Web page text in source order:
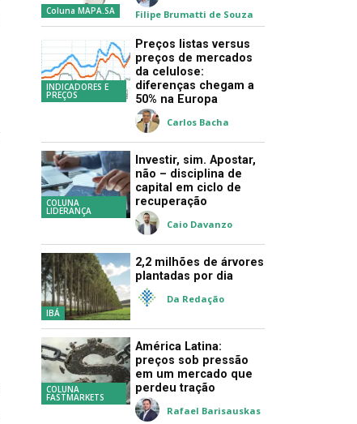
Coluna MAPA.SA Filipe Brumatti de Souza
INDICADORES E
PREÇOS
Preços listas versus
preços de mercados
da celulose:
diferenças chegam a
50% na Europa
Carlos Bacha
COLUNA
LIDERANÇA
Investir, sim. Apostar,
não – disciplina de
capital em ciclo de
recuperação
Caio Davanzo
IBÁ
2,2 milhões de árvores
plantadas por dia
Da Redação
COLUNA
FASTMARKETS
América Latina:
preços sob pressão
em um mercado que
perdeu tração
Rafael Barisauskas